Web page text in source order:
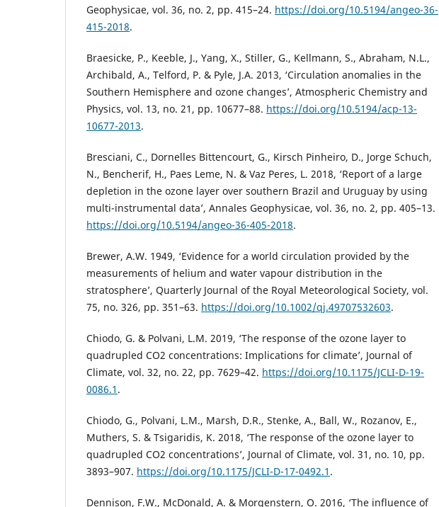
Geophysicae, vol. 36, no. 2, pp. 415–24. https://doi.org/10.5194/angeo-36-
415-2018.
Braesicke, P., Keeble, J., Yang, X., Stiller, G., Kellmann, S., Abraham, N.L.,
Archibald, A., Telford, P. & Pyle, J.A. 2013, ‘Circulation anomalies in the
Southern Hemisphere and ozone changes’, Atmospheric Chemistry and
Physics, vol. 13, no. 21, pp. 10677–88. https://doi.org/10.5194/acp-13-
10677-2013.
Bresciani, C., Dornelles Bittencourt, G., Kirsch Pinheiro, D., Jorge Schuch,
N., Bencherif, H., Paes Leme, N. & Vaz Peres, L. 2018, ‘Report of a large
depletion in the ozone layer over southern Brazil and Uruguay by using
multi-instrumental data’, Annales Geophysicae, vol. 36, no. 2, pp. 405–13.
https://doi.org/10.5194/angeo-36-405-2018.
Brewer, A.W. 1949, ‘Evidence for a world circulation provided by the
measurements of helium and water vapour distribution in the
stratosphere’, Quarterly Journal of the Royal Meteorological Society, vol.
75, no. 326, pp. 351–63. https://doi.org/10.1002/qj.49707532603.
Chiodo, G. & Polvani, L.M. 2019, ‘The response of the ozone layer to
quadrupled CO2 concentrations: Implications for climate’, Journal of
Climate, vol. 32, no. 22, pp. 7629–42. https://doi.org/10.1175/JCLI-D-19-
0086.1 .
Chiodo, G., Polvani, L.M., Marsh, D.R., Stenke, A., Ball, W., Rozanov, E.,
Muthers, S. & Tsigaridis, K. 2018, ‘The response of the ozone layer to
quadrupled CO2 concentrations’, Journal of Climate, vol. 31, no. 10, pp.
3893–907. https://doi.org/10.1175/JCLI-D-17-0492.1 .
Dennison, F.W., McDonald, A. & Morgenstern, O. 2016, ‘The influence of